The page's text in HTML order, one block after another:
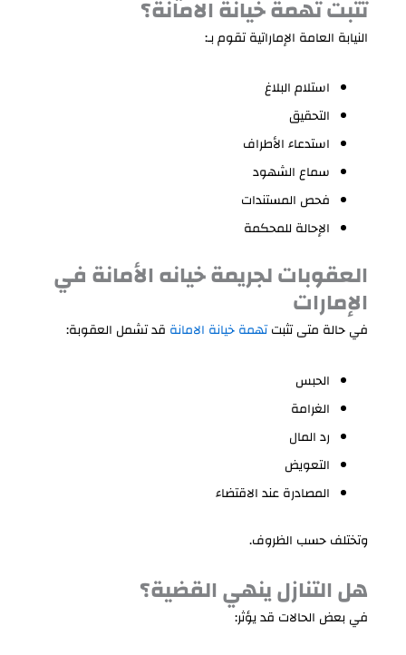
تثبت تهمة خيانة الامانة؟
النيابة العامة الإماراتية تقوم بـ:
استلام البلاغ
التحقيق
استدعاء الأطراف
سماع الشهود
فحص المستندات
الإحالة للمحكمة
العقوبات لجريمة خيانه الأمانة في
الإمارات
في حالة متى تثبتتهمة خيانة الامانة قد تشمل العقوبة:
الحبس
الغرامة
رد المال
التعويض
المصادرة عند الاقتضاء
وتختلف حسب الظروف.
هل التنازل ينهي القضية؟
في بعض الحالات قد يؤثر: